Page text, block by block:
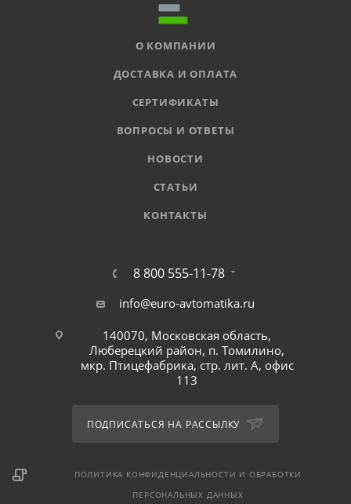
О КОМПАНИИ
ДОСТАВКА И ОПЛАТА
СЕРТИФИКАТЫ
ВОПРОСЫ И ОТВЕТЫ
НОВОСТИ
СТАТЬИ
КОНТАКТЫ
8 800 555-11-78
info@euro-avtomatika.ru
140070, Московская область,
Люберецкий район, п. Томилино,
мкр. Птицефабрика, стр. лит. А, офис
113
ПОДПИСАТЬСЯ НА РАССЫЛКУ
ПОЛИТИКА КОНФИДЕНЦИАЛЬНОСТИ И ОБРАБОТКИ
ПЕРСОНАЛЬНЫХ ДАННЫХ